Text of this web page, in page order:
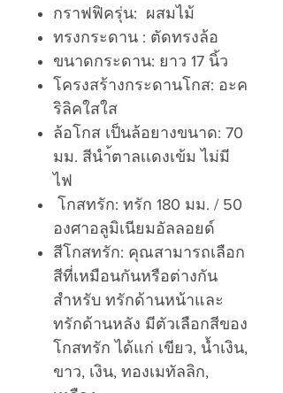
กราฟฟิครุ่น: ผสมไม้
ทรงกระดาน : ตัดทรงล้อ
ขนาดกระดาน: ยาว 17 นิ้ว
โครงสร้างกระดานโกส: อะค
ริลิคใสใส
ล้อโกส เป็นล้อยางขนาด: 70
มม. สีนำ้ตาลเเดงเข้ม ไม่มี
ไฟ
โกสทรัก: ทรัก 180 มม. / 50
องศาอลูมิเนียมอัลลอยด์
สีโกสทรัก: คุณสามารถเลือก
สีที่เหมือนกันหรือต่างกัน
สำหรับ ทรักด้านหน้าและ
ทรักด้านหลัง มีตัวเลือกสีของ
โกสทรัก ได้แก่ เขียว, น้ำเงิน,
ขาว, เงิน, ทองเมทัลลิก,